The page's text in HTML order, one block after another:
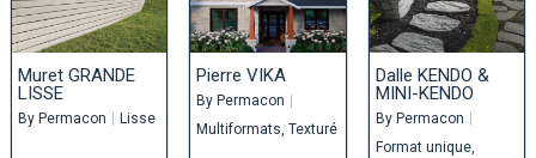
Muret GRANDE
LISSE
By Permacon | Lisse
Pierre VIKA
ByPermacon |
Multiformats Texturé
Dalle KENDO &
MINI-KENDO
By Permacon |
Format unique